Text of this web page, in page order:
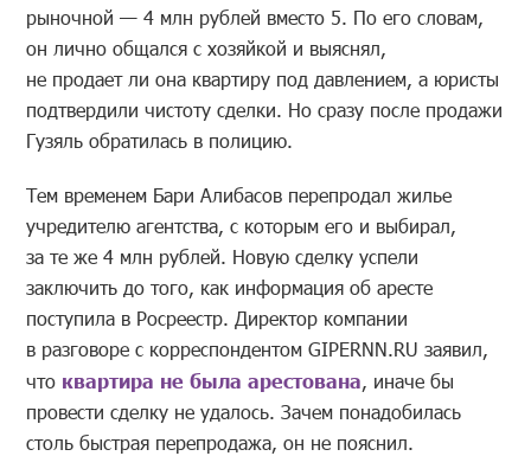
рыночной — 4 млн рублей вместо 5. По его словам,
он лично общался с хозяйкой и выяснял,
не продает ли она квартиру под давлением, а юристы
подтвердили чистоту сделки. Но сразу после продажи
Гузяль обратилась в полицию.
Тем временем Бари Алибасов перепродал жилье
учредителю агентства, с которым его и выбирал,
за те же 4 млн рублей. Новую сделку успели
заключить до того, как информация об аресте
поступила в Росреестр. Директор компании
в разговоре с корреспондентом GIPERNN.RU заявил,
что квартира не была арестована, иначе бы
провести сделку не удалось. Зачем понадобилась
столь быстрая перепродажа, он не пояснил.